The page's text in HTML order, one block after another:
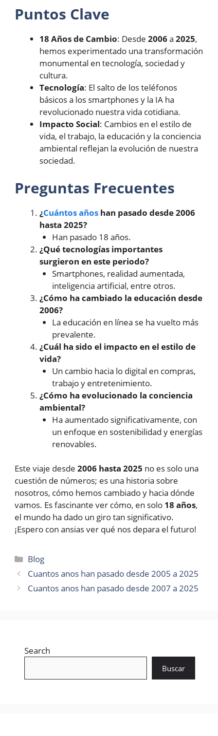
Puntos Clave
18 Años de Cambio: Desde 2006a 2025,
hemos experimentado una transformación
monumental en tecnología, sociedad y
cultura.
Tecnología: El salto de los teléfonos
básicos a los smartphones y la IA ha
revolucionado nuestra vida cotidiana.
Impacto Social: Cambios en el estilo de
vida, el trabajo, la educación y la conciencia
ambiental reflejan la evolución de nuestra
sociedad.
Preguntas Frecuentes
¿Cuántos años han pasado desde 2006
hasta 2025?
Han pasado 18 años.
¿Qué tecnologías importantes
surgieron en este periodo?
Smartphones, realidad aumentada,
inteligencia artificial, entre otros.
¿Cómo ha cambiado la educación desde
2006?
La educación en línea se ha vuelto más
prevalente.
¿Cuál ha sido el impacto en el estilo de
vida?
Un cambio hacia lo digital en compras,
trabajo y entretenimiento.
¿Cómo ha evolucionado la conciencia
ambiental?
Ha aumentado significativamente, con
un enfoque en sostenibilidad y energías
renovables.
Este viaje desde 2006 hasta 2025 no es solo una
cuestión de números; es una historia sobre
nosotros, cómo hemos cambiado y hacia dónde
vamos. Es fascinante ver cómo, en solo 18 años,
el mundo ha dado un giro tan significativo.
¡Espero con ansias ver qué nos depara el futuro!
Categories
Blog
Cuantos anos han pasado desde 2005 a 2025
Cuantos anos han pasado desde 2007 a 2025
Search
Buscar